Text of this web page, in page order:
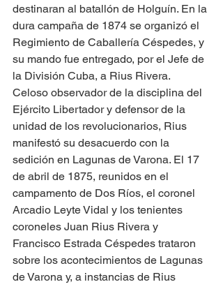
destinaran al batallón de Holguín. En la
dura campaña de 1874 se organizó el
Regimiento de Caballería Céspedes, y
su mando fue entregado, por el Jefe de
la División Cuba, a Rius Rivera.
Celoso observador de la disciplina del
Ejército Libertador y defensor de la
unidad de los revolucionarios, Rius
manifestó su desacuerdo con la
sedición en Lagunas de Varona. El 17
de abril de 1875, reunidos en el
campamento de Dos Ríos, el coronel
Arcadio Leyte Vidal y los tenientes
coroneles Juan Rius Rivera y
Francisco Estrada Céspedes trataron
sobre los acontecimientos de Lagunas
de Varona y, a instancias de Rius